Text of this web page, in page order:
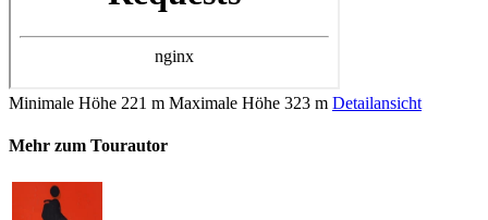
Minimale Höhe 221 m Maximale Höhe 323 m Detailansicht
Mehr zum Tourautor